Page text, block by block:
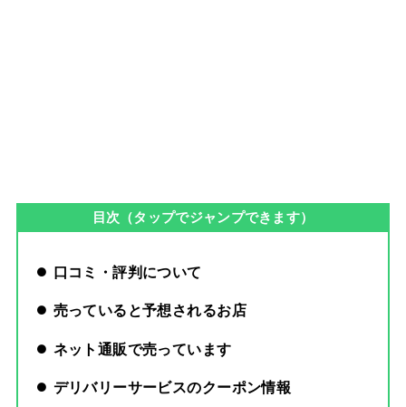
目次（タップでジャンプできます）
口コミ・評判について
売っていると予想されるお店
ネット通販で売っています
デリバリーサービスのクーポン情報